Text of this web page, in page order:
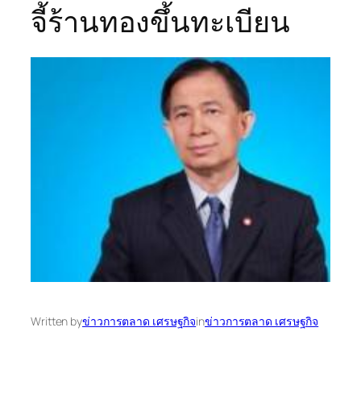
จี้ร้านทองขึ้นทะเบียน
Written byข่าวการตลาด เศรษฐกิจinข่าวการตลาด เศรษฐกิจ